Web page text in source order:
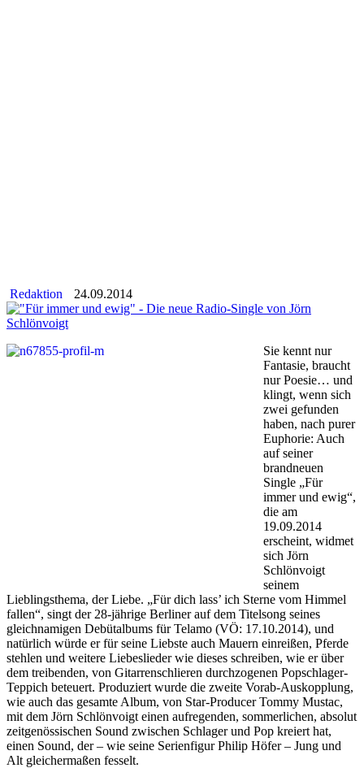
Redaktion 24.09.2014
Sie kennt nur
Fantasie, braucht
nur Poesie… und
klingt, wenn sich
zwei gefunden
haben, nach purer
Euphorie: Auch
auf seiner
brandneuen
Single „Für
immer und ewig“,
die am
19.09.2014
erscheint, widmet
sich Jörn
Schlönvoigt
seinem
Lieblingsthema, der Liebe. „Für dich lass’ ich Sterne vom Himmel
fallen“, singt der 28-jährige Berliner auf dem Titelsong seines
gleichnamigen Debütalbums für Telamo (VÖ: 17.10.2014), und
natürlich würde er für seine Liebste auch Mauern einreißen, Pferde
stehlen und weitere Liebeslieder wie dieses schreiben, wie er über
dem treibenden, von Gitarrenschlieren durchzogenen Popschlager-
Teppich beteuert. Produziert wurde die zweite Vorab-Auskopplung,
wie auch das gesamte Album, von Star-Producer Tommy Mustac,
mit dem Jörn Schlönvoigt einen aufregenden, sommerlichen, absolut
zeitgenössischen Sound zwischen Schlager und Pop kreiert hat,
einen Sound, der – wie seine Serienfigur Philip Höfer – Jung und
Alt gleichermaßen fesselt.